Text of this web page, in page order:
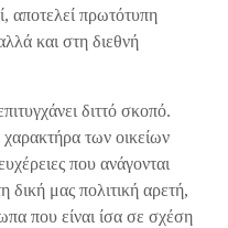
αποτελεί πρωτότυπη
και στη διεθνή
διττό σκοπό.
των οικείων
που ανάγονται
μας πολιτική αρετή,
που είναι ίσα σε σχέση